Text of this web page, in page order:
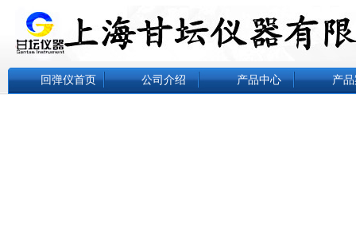
回弹仪首页 公司介绍 产品中心 产